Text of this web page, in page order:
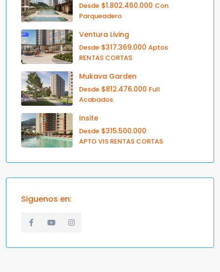
Desde $1.802.460.000 Con
Parqueadero
Ventura Living
Desde $317.369.000 Aptos
RENTAS CORTAS
Mukava Garden
Desde $812.476.000 Full
Acabados
Insite
Desde $315.500.000
APTO VIS RENTAS CORTAS
Siguenos en: